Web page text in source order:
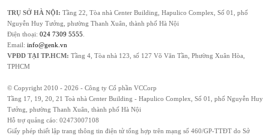
TRỤ SỞ HÀ NỘI: Tầng 22, Tòa nhà Center Building, Hapulico Complex, Số 01, phố
Nguyễn Huy Tưởng, phường Thanh Xuân, thành phố Hà Nội
Điện thoại: 024 7309 5555
Email: info@genk.vn
VPĐD TẠI TP.HCM: Tầng 4, Tòa nhà 123, số 127 Võ Văn Tần, Phường Xuân Hòa,
TPHCM
© Copyright 2010 - 2026 - Công ty Cổ phần VCCorp
Tầng 17, 19, 20, 21 Toà nhà Center Building - Hapulico Complex, Số 01, phố Nguyễn Huy
Tưởng, phường Thanh Xuân, thành phố Hà Nội
Hỗ trợ quảng cáo: 02473007108
Giấy phép thiết lập trang thông tin điện tử tổng hợp trên mạng số 460/GP-TTĐT do Sở